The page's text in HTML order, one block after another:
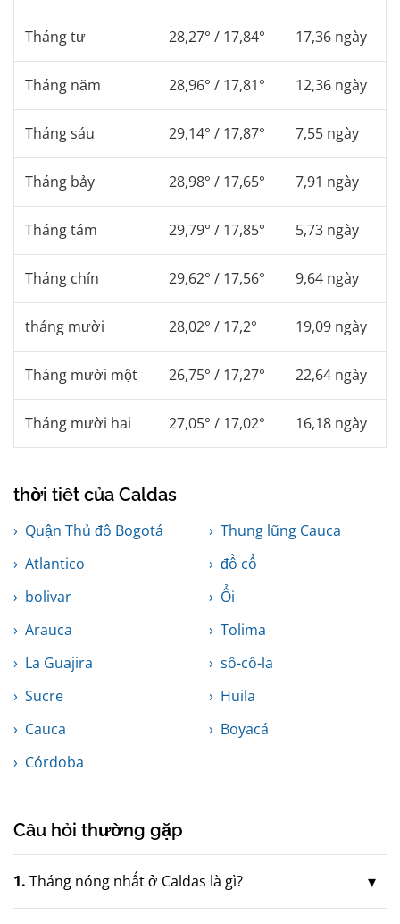
Tháng tư 28,27° / 17,84° 17,36 ngày
Tháng năm 28,96° / 17,81° 12,36 ngày
Tháng sáu 29,14° / 17,87° 7,55 ngày
Tháng bảy 28,98° / 17,65° 7,91 ngày
Tháng tám 29,79° / 17,85° 5,73 ngày
Tháng chín 29,62° / 17,56° 9,64 ngày
tháng mười 28,02° / 17,2° 19,09 ngày
Tháng mười một 26,75° / 17,27° 22,64 ngày
Tháng mười hai 27,05° / 17,02° 16,18 ngày
thời tiết của Caldas
Quận Thủ đô Bogotá
Thung lũng Cauca
Atlantico
đồ cổ
bolivar
Ổi
Arauca
Tolima
La Guajira
sô-cô-la
Sucre
Huila
Cauca
Boyacá
Córdoba
Câu hỏi thường gặp
1. Tháng nóng nhất ở Caldas là gì?